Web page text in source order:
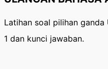
Latihan soal pilihan ganda
1 dan kunci jawaban.